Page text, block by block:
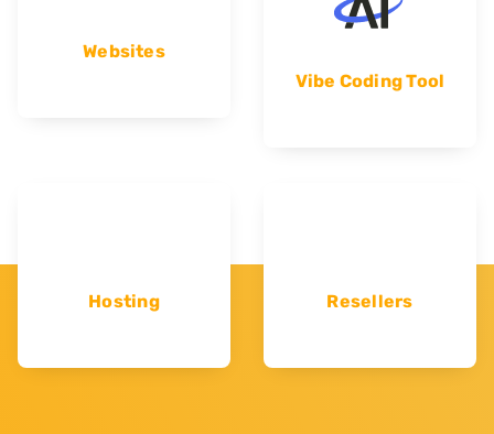
Websites
Vibe Coding Tool
Hosting Resellers